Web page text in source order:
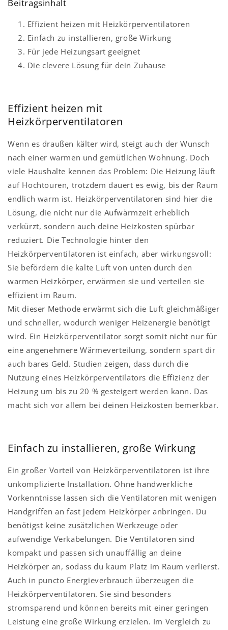
Beitragsinhalt
Effizient heizen mit Heizkörperventilatoren
Einfach zu installieren, große Wirkung
Für jede Heizungsart geeignet
Die clevere Lösung für dein Zuhause
Effizient heizen mit
Heizkörperventilatoren
Wenn es draußen kälter wird, steigt auch der Wunsch
nach einer warmen und gemütlichen Wohnung. Doch
viele Haushalte kennen das Problem: Die Heizung läuft
auf Hochtouren, trotzdem dauert es ewig, bis der Raum
endlich warm ist. Heizkörperventilatoren sind hier die
Lösung, die nicht nur die Aufwärmzeit erheblich
verkürzt, sondern auch deine Heizkosten spürbar
reduziert. Die Technologie hinter den
Heizkörperventilatoren ist einfach, aber wirkungsvoll:
Sie befördern die kalte Luft von unten durch den
warmen Heizkörper, erwärmen sie und verteilen sie
effizient im Raum.
Mit dieser Methode erwärmt sich die Luft gleichmäßiger
und schneller, wodurch weniger Heizenergie benötigt
wird. Ein Heizkörperventilator sorgt somit nicht nur für
eine angenehmere Wärmeverteilung, sondern spart dir
auch bares Geld. Studien zeigen, dass durch die
Nutzung eines Heizkörperventilators die Effizienz der
Heizung um bis zu 20 % gesteigert werden kann. Das
macht sich vor allem bei deinen Heizkosten bemerkbar.
Einfach zu installieren, große Wirkung
Ein großer Vorteil von Heizkörperventilatoren ist ihre
unkomplizierte Installation. Ohne handwerkliche
Vorkenntnisse lassen sich die Ventilatoren mit wenigen
Handgriffen an fast jedem Heizkörper anbringen. Du
benötigst keine zusätzlichen Werkzeuge oder
aufwendige Verkabelungen. Die Ventilatoren sind
kompakt und passen sich unauffällig an deine
Heizkörper an, sodass du kaum Platz im Raum verlierst.
Auch in puncto Energieverbrauch überzeugen die
Heizkörperventilatoren. Sie sind besonders
stromsparend und können bereits mit einer geringen
Leistung eine große Wirkung erzielen. Im Vergleich zu